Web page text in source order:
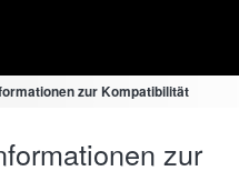
zur Kompatibilität
zur